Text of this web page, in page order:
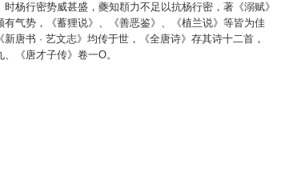
杨行密势威甚盛，夔知頵力不足以抗杨行密，著《溺赋》
气势，《蓄狸说》、《善恶鉴》、《植兰说》等皆为佳
唐书 · 艺文志》均传于世，《全唐诗》存其诗十二首，
《唐才子传》卷一O。